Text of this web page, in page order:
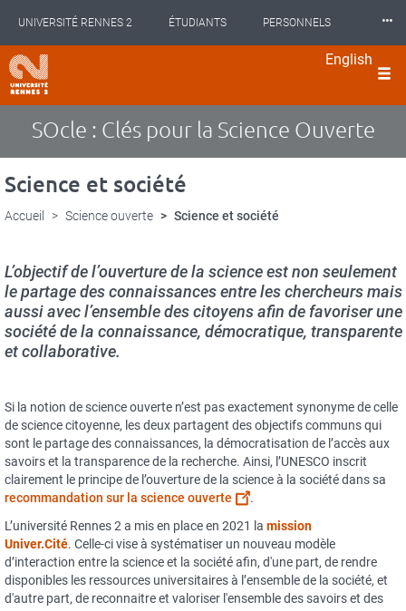
contenu
principal
UNIVERSITÉ RENNES 2 ÉTUDIANTS PERSONNELS
INTERNATIONAL BIBLIOTHÈQUES
⸱⸱⸱
langues
English
SOcle : Clés pour la Science Ouverte
Science et société
Accueil Science ouverte Science et société
L’objectif de l’ouverture de la science est non seulement
le partage des connaissances entre les chercheurs mais
aussi avec l’ensemble des citoyens afin de favoriser une
société de la connaissance, démocratique, transparente
et collaborative.
Si la notion de science ouverte n’est pas exactement synonyme de celle
de science citoyenne, les deux partagent des objectifs communs qui
sont le partage des connaissances, la démocratisation de l’accès aux
savoirs et la transparence de la recherche. Ainsi, l’UNESCO inscrit
clairement le principe de l’ouverture de la science à la société dans sa
recommandation sur la science ouverte
.
L’université Rennes 2 a mis en place en 2021 la mission
Univer.Cité. Celle-ci vise à systématiser un nouveau modèle
d’interaction entre la science et la société afin, d'une part, de rendre
disponibles les ressources universitaires à l’ensemble de la société, et
d'autre part, de reconnaitre et valoriser l'ensemble des savoirs et des